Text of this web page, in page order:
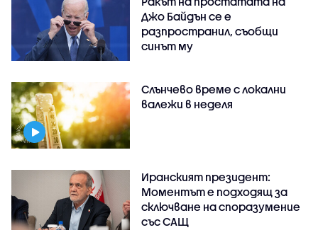
Джо Байдън се е
разпространил, съобщи
синът му
Слънчево време с локални
валежи в неделя
Иранският президент:
Моментът е подходящ за
сключване на споразумение
със САЩ